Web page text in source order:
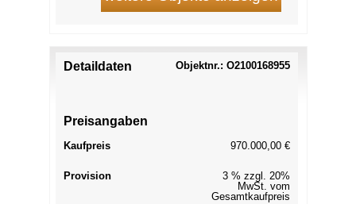
Detaildaten Objektnr.: O2100168955
Preisangaben
Kaufpreis 970.000,00 €
Provision
3 % zzgl. 20%
MwSt. vom
Gesamtkaufpreis